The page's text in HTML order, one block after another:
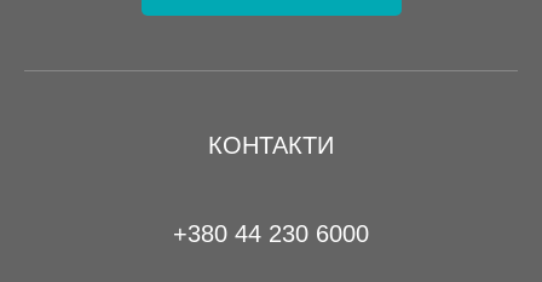
КОНТАКТИ
+380 44 230 6000